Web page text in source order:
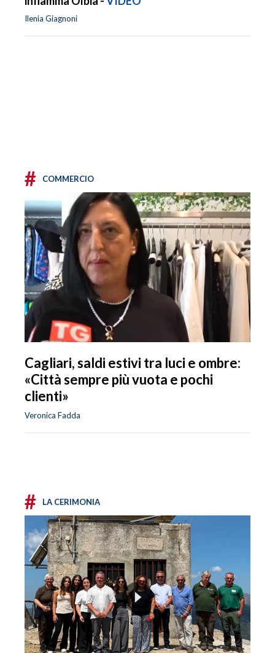
Ilenia Giagnoni
# COMMERCIO
Cagliari, saldi estivi tra luci e ombre:
«Città sempre più vuota e pochi
clienti»
Veronica Fadda
# LA CERIMONIA